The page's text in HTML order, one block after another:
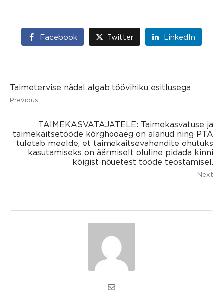
Facebook Twitter LinkedIn
Taimetervise nädal algab töövihiku esitlusega
Previous
TAIMEKASVATAJATELE: Taimekasvatuse ja
taimekaitsetööde kõrghooaeg on alanud ning PTA
tuletab meelde, et taimekaitsevahendite ohutuks
kasutamiseks on äärmiselt oluline pidada kinni
kõigist nõuetest tööde teostamisel.
Next